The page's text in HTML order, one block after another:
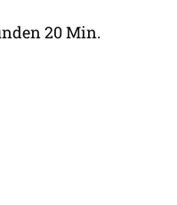
20 Min.